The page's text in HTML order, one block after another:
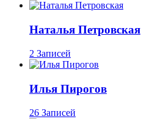
Наталья Петровская
2 Записей
Илья Пирогов
26 Записей